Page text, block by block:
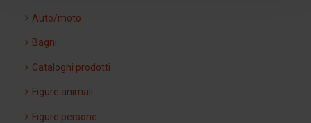
Auto/moto
Bagni
Cataloghi prodotti
Figure animali
Figure persone